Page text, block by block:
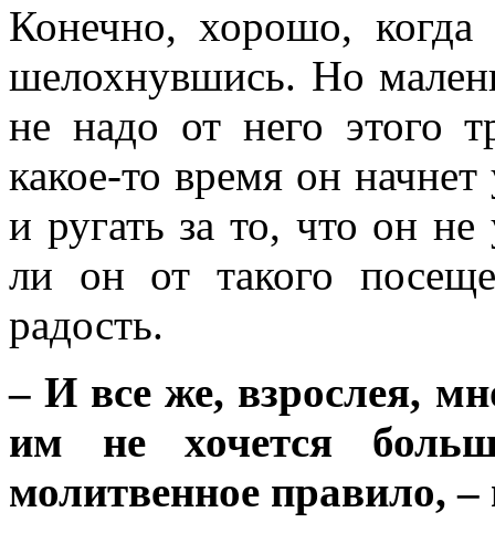
Конечно, хорошо,
шелохнувшись. Но
не надо от него этого
какое-то время он
и ругать за то, что он
ли он от такого
радость.
– И все же, взрослея,
им не хочется
молитвенное правило,